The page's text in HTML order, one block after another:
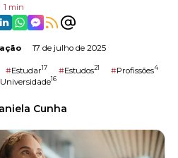
1 min
17 de julho de 2025
#Estudar17 #Estudos21 #Profissões4
Universidade16
Cunha